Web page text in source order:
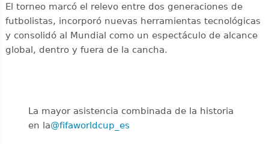
El torneo marcó el relevo entre dos generaciones de
futbolistas, incorporó nuevas herramientas tecnológicas
y consolidó al Mundial como un espectáculo de alcance
global, dentro y fuera de la cancha.
La mayor asistencia combinada de la historia
en la@fifaworldcup_es